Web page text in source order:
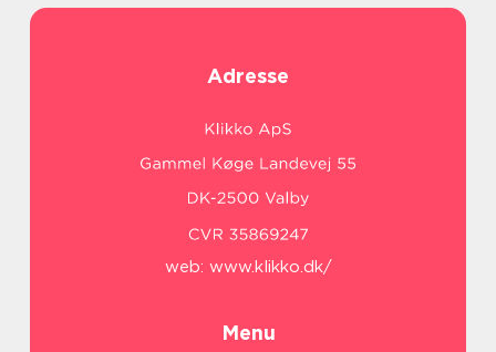
Adresse
web: www.klikko.dk/
Menu